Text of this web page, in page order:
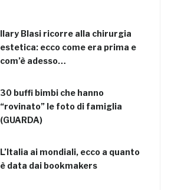
Ilary Blasi ricorre alla chirurgia
estetica: ecco come era prima e
com’è adesso…
30 buffi bimbi che hanno
“rovinato” le foto di famiglia
(GUARDA)
L’Italia ai mondiali, ecco a quanto
è data dai bookmakers